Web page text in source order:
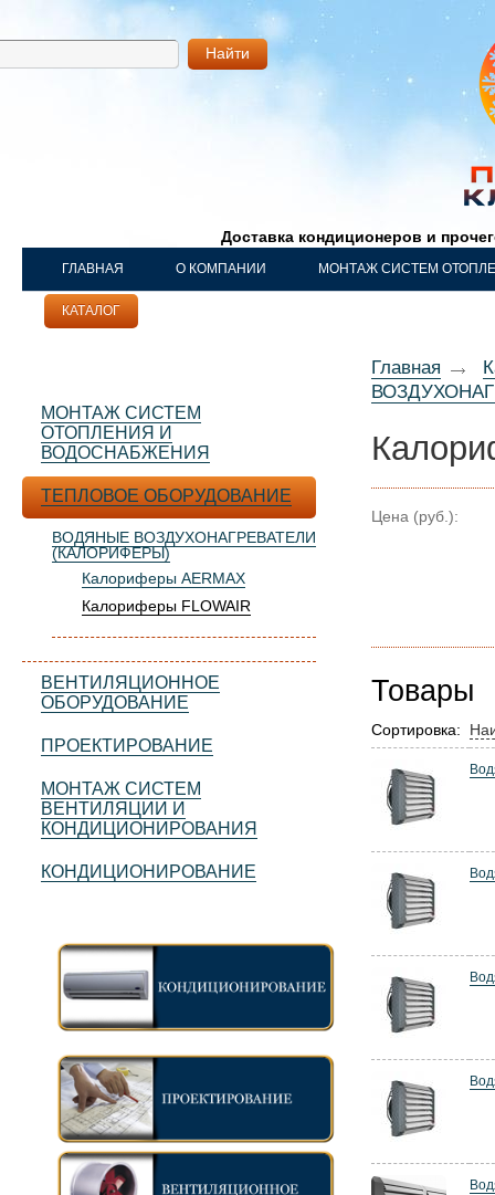
Найти
Доставка кондиционеров и
ГЛАВНАЯ О КОМПАНИИ МОНТАЖ СИСТЕМ
КАТАЛОГ
МОНТАЖ СИСТЕМ
ОТОПЛЕНИЯ И
ВОДОСНАБЖЕНИЯ
ТЕПЛОВОЕ ОБОРУДОВАНИЕ
ВОДЯНЫЕ ВОЗДУХОНАГРЕВАТЕЛИ
(КАЛОРИФЕРЫ)
Калориферы AERMAX
Калориферы FLOWAIR
ВЕНТИЛЯЦИОННОЕ
ОБОРУДОВАНИЕ
ПРОЕКТИРОВАНИЕ
МОНТАЖ СИСТЕМ
ВЕНТИЛЯЦИИ И
КОНДИЦИОНИРОВАНИЯ
КОНДИЦИОНИРОВАНИЕ
Главная
Цена (руб.):
Товары
Сортировка: